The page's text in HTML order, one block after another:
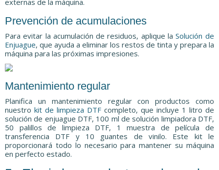
Prevención de acumulaciones
Para evitar la acumulación de residuos, aplique la Solución de
Enjuague, que ayuda a eliminar los restos de tinta y prepara la
máquina para las próximas impresiones.
Mantenimiento regular
Planifica un mantenimiento regular con productos como
nuestro kit de limpieza DTF completo, que incluye 1 litro de
solución de enjuague DTF, 100 ml de solución limpiadora DTF,
50 palillos de limpieza DTF, 1 muestra de película de
transferencia DTF y 10 guantes de vinilo. Este kit le
proporcionará todo lo necesario para mantener su máquina
en perfecto estado.